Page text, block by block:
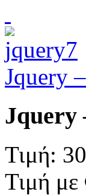
Jquery
Jquery
Τιμή:
Τιμή